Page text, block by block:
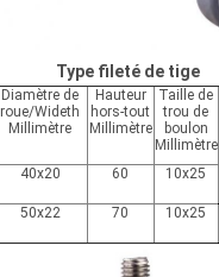
Type fileté de tige
Diamètre de
roue/Wideth
Millimètre
Hauteur
hors-tout
Millimètre
Taille de
trou de
boulon
Millimètre
40x20 60 10x25
50x22 70 10x25